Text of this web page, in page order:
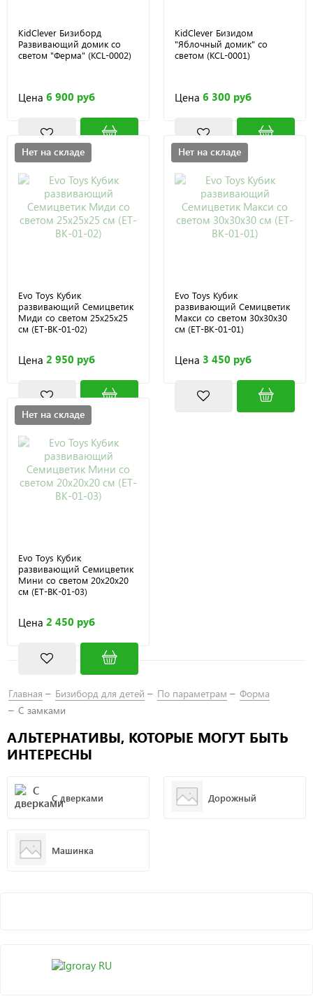
KidClever Бизиборд
Развивающий домик со
светом "Ферма" (KCL-0002)
Цена 6 900 руб
KidClever Бизидом
"Яблочный домик" со
светом (KCL-0001)
Цена 6 300 руб
Нет на складе
Evo Toys Кубик
развивающий Семицветик
Миди со светом 25х25х25
см (ET-BK-01-02)
Цена 2 950 руб
Нет на складе
Evo Toys Кубик
развивающий Семицветик
Макси со светом 30х30х30
см (ET-BK-01-01)
Цена 3 450 руб
Нет на складе
Evo Toys Кубик
развивающий Семицветик
Мини со светом 20х20х20
см (ET-BK-01-03)
Цена 2 450 руб
Главная Бизиборд для детей По параметрам
Форма
С замками
АЛЬТЕРНАТИВЫ, КОТОРЫЕ МОГУТ БЫТЬ
ИНТЕРЕСНЫ
С дверками Дорожный
Машинка